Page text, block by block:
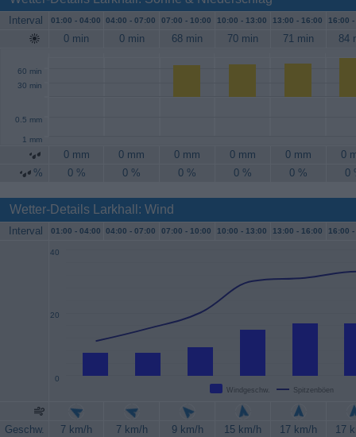
Interval 01:00 - 04:00 04:00 - 07:00 07:00 - 10:00 10:00 - 13:00 13:00 - 16:00 16:00 -
0 min 0 min 68 min 70 min 71 min 84
30 min
60 min
0.5 mm
1 mm
0 mm 0 mm 0 mm 0 mm 0 mm
0
%
0 % 0 % 0 % 0 % 0 % 0
Wetter-Details Larkhall: Wind
Interval 01:00 - 04:00 04:00 - 07:00 07:00 - 10:00 10:00 - 13:00 13:00 - 16:00 16:00 -
Windgeschw. Spitzenböen
0
20
40
Geschw. 7 km/h 7 km/h 9 km/h 15 km/h 17 km/h
17